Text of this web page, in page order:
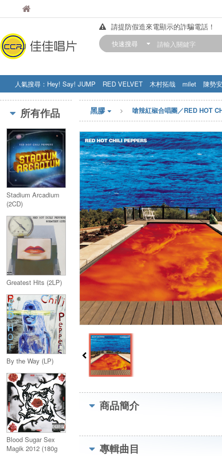
佳佳唱片
請提防假造來電顯示的詐騙電話！
【中華門市營業時間調整公告】
快速搜尋
人氣搜尋： Hey! Say! JUMP RED VELVET 木村拓哉 milet
陳勢安
STRAY KIDS
盧廣仲 周杰伦
所有作品
Stadium Arcadium
(2CD)
Greatest Hits (2LP)
By the Way (LP)
Blood Sugar Sex
Magik 2012 (180g
黑膠 嗆辣紅椒合唱團／RED HOT
商品簡介
專輯曲目